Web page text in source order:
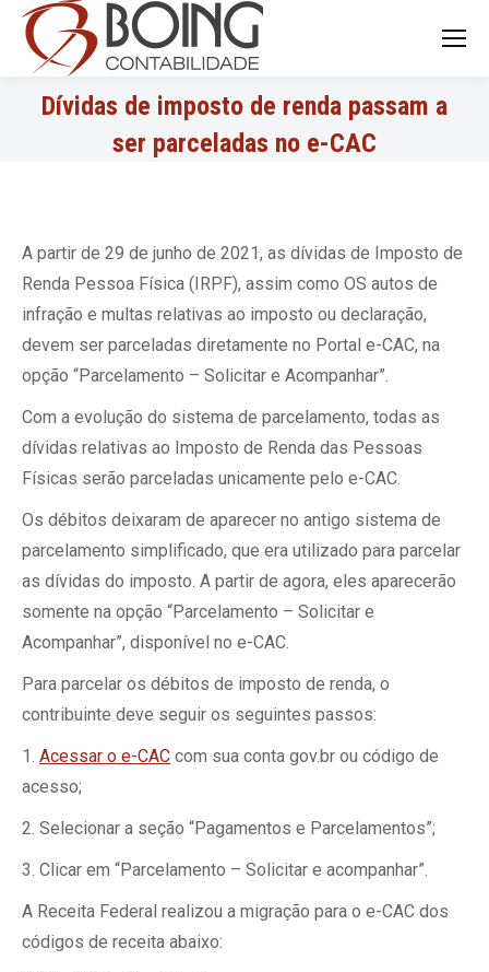
Search:
Dívidas de imposto de renda passam a
ser parceladas no e-CAC
A partir de 29 de junho de 2021, as dívidas de Imposto de
Renda Pessoa Física (IRPF), assim como OS autos de
infração e multas relativas ao imposto ou declaração,
devem ser parceladas diretamente no Portal e-CAC, na
opção “Parcelamento – Solicitar e Acompanhar”.
Com a evolução do sistema de parcelamento, todas as
dívidas relativas ao Imposto de Renda das Pessoas
Físicas serão parceladas unicamente pelo e-CAC.
Os débitos deixaram de aparecer no antigo sistema de
parcelamento simplificado, que era utilizado para parcelar
as dívidas do imposto. A partir de agora, eles aparecerão
somente na opção “Parcelamento – Solicitar e
Acompanhar”, disponível no e-CAC.
Para parcelar os débitos de imposto de renda, o
contribuinte deve seguir os seguintes passos:
1. Acessar o e-CAC com sua conta gov.br ou código de
acesso;
2. Selecionar a seção “Pagamentos e Parcelamentos”;
3. Clicar em “Parcelamento – Solicitar e acompanhar”.
A Receita Federal realizou a migração para o e-CAC dos
códigos de receita abaixo: